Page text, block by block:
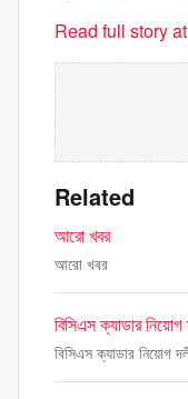
Read full story
Related
আরো খবর
আরো খবর
বিসিএস ক্যাডার
বিসিএস ক্যাডার নিয়োগ